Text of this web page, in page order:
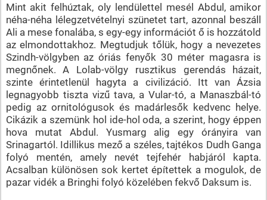
Mint akit felhúztak, oly lendülettel mesél Abdul, amikor
néha-néha lélegzetvételnyi szünetet tart, azonnal beszáll
Ali a mese fonalába, s egy-egy információt ő is hozzátold
az elmondottakhoz. Megtudjuk tőlük, hogy a nevezetes
Szindh-völgyben az óriás fenyők 30 méter magasra is
megnőnek. A Lolab-völgy rusztikus gerendás házait,
szinte érintetlenül hagyta a civilizáció. Itt van Ázsia
legnagyobb tiszta vizű tava, a Vular-tó, a Manaszbál-tó
pedig az ornitológusok és madárlesők kedvenc helye.
Cikázik a szemünk hol ide-hol oda, a szerint, hogy éppen
hova mutat Abdul. Yusmarg alig egy órányira van
Srinagartól. Idillikus mező a széles, tajtékos Dudh Ganga
folyó mentén, amely nevét tejfehér habjáról kapta.
Acsalban különösen sok kertet építettek a mogulok, de
pazar vidék a Bringhi folyó közelében fekvő Daksum is.